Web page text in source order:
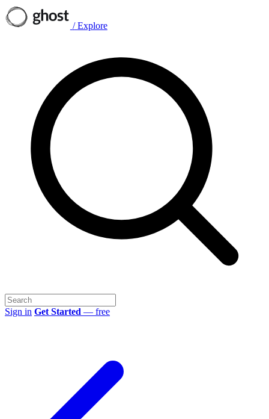
/ Explore
Sign in Get Started — free